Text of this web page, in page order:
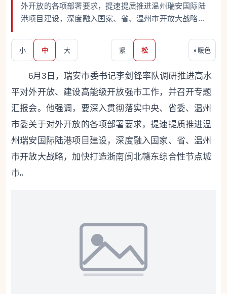
外开放的各项部署要求，提速提质推进温州瑞安国际陆
港项目建设，深度融入国家、省、温州市开放大战略...
小 中 大 紧 松 ◐ 暖色
6月3日，瑞安市委书记李剑锋率队调研推进高水
平对外开放、建设高能级开放强市工作，并召开专题
汇报会。他强调，要深入贯彻落实中央、省委、温州
市委关于对外开放的各项部署要求，提速提质推进温
州瑞安国际陆港项目建设，深度融入国家、省、温州
市开放大战略，加快打造浙南闽北赣东综合性节点城
市。